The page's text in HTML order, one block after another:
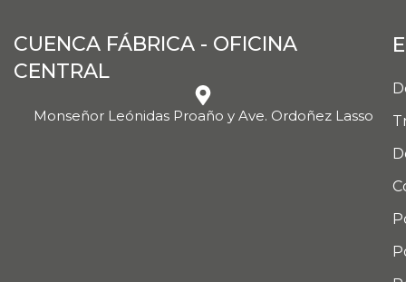
CUENCA FÁBRICA - OFICINA
CENTRAL
Monseñor Leónidas Proaño y Ave. Ordoñez Lasso